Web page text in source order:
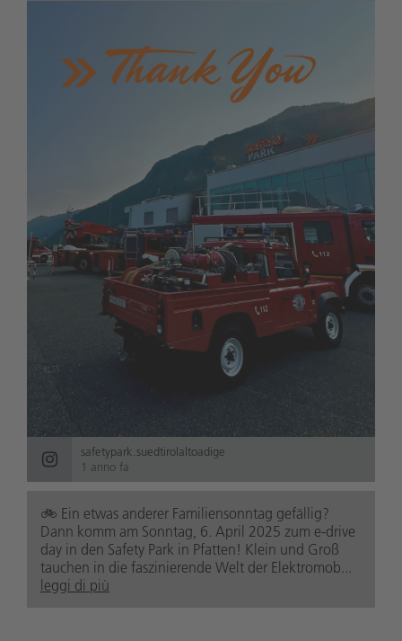
safetypark.suedtirolaltoadige
1 anno fa
🚲️ Ein etwas anderer Familiensonntag gefällig?
Dann komm am Sonntag, 6. April 2025 zum e-drive
day in den Safety Park in Pfatten! Klein und Groß
tauchen in die faszinierende Welt der Elektromob...
leggi di più